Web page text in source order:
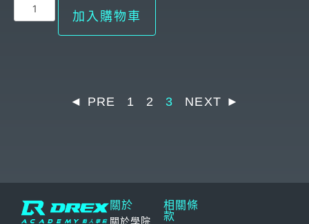
加入購物車
◄ PRE 1 2 3 NEXT ►
關於
關於學院
相關條
款